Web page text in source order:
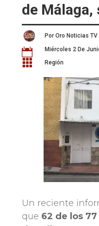
de Málaga,
Por Oro Noticias TV
 Miércoles 2 De
 Región
Un reciente
que 62 de los